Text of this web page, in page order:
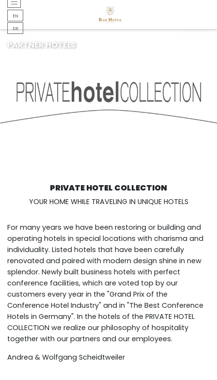
ENENGLISH
DEENGLISH
PARTNER HOTELS
PRIVATE HOTEL COLLECTION
YOUR HOME WHILE TRAVELING IN UNIQUE HOTELS
For many years we have been restoring or building and
operating hotels in special locations with charisma and
individuality. Listed hotels that have been carefully
renovated and paired with modern design shine in new
splendor. Newly built business hotels with perfect
conference facilities, which are voted top by our
customers every year in the "Grand Prix of the
Conference Hotel Industry" and in "The Best Conference
Hotels in Germany". In the hotels of the PRIVATE HOTEL
COLLECTION we realize our philosophy of hospitality
together with our partners and our employees.
Andrea & Wolfgang Scheidtweiler